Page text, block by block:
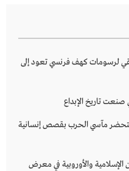
لرسومات كهف فرنسي تعود إلى
صنعت تاريخ الإبداع
مآسي الحرب بقصص إنسانية
الإسلامية والأوروبية في معرض